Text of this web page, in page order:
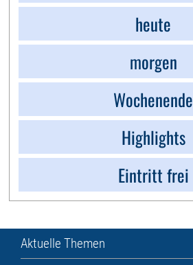
heute
morgen
Wochenende
Highlights
Eintritt frei
Aktuelle Themen